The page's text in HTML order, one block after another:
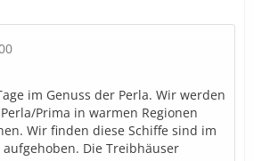
im Genuss der Perla. Wir werden
Prima in warmen Regionen
Wir finden diese Schiffe sind im
Die Treibhäuser